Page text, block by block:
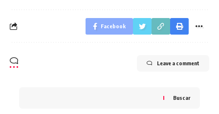
Facebook
Leave a comment
Buscar